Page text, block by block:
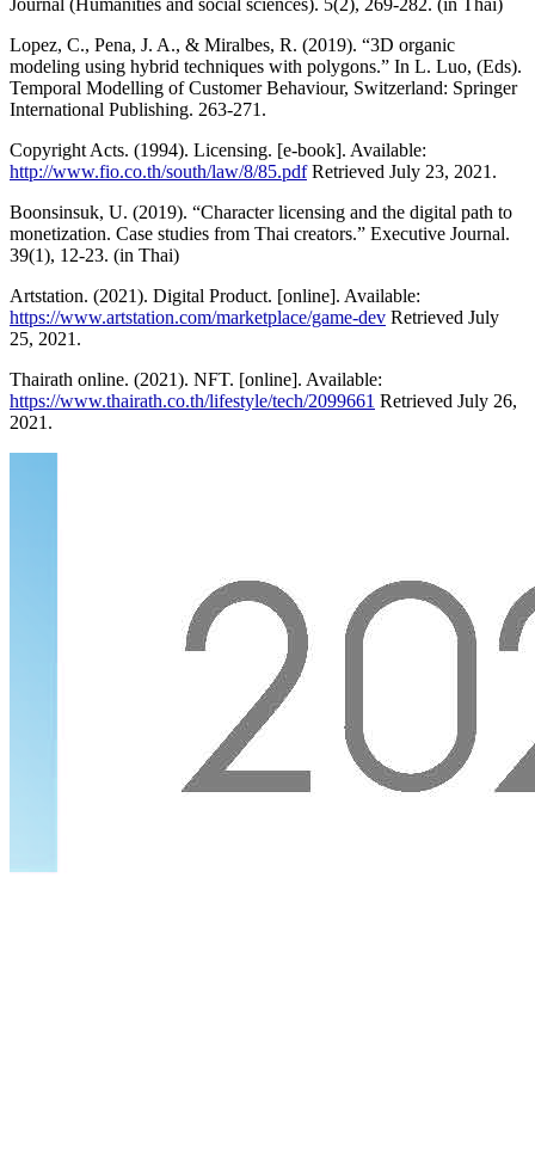
Journal (Humanities and social sciences). 5(2), 269-282. (in Thai)
Lopez, C., Pena, J. A., & Miralbes, R. (2019). “3D organic
modeling using hybrid techniques with polygons.” In L. Luo, (Eds).
Temporal Modelling of Customer Behaviour, Switzerland: Springer
International Publishing. 263-271.
Copyright Acts. (1994). Licensing. [e-book]. Available:
http://www.fio.co.th/south/law/8/85.pdfRetrieved July 23, 2021.
Boonsinsuk, U. (2019). “Character licensing and the digital path to
monetization. Case studies from Thai creators.” Executive Journal.
39(1), 12-23. (in Thai)
Artstation. (2021). Digital Product. [online]. Available:
https://www.artstation.com/marketplace/game-dev Retrieved July
25, 2021.
Thairath online. (2021). NFT. [online]. Available:
https://www.thairath.co.th/lifestyle/tech/2099661 Retrieved July 26,
2021.